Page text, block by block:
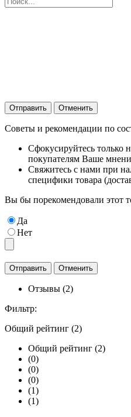
Отправить Отменить
Советы и рекомендации по
Сфокусируйтесь только
покупателям Ваше
Свяжитесь с нами при
специфики товара
Вы бы порекомендовали этот
Да
Нет
Отзывы (2)
Фильтр:
Общий рейтинг (2)
Общий рейтинг (2)
(0)
(0)
(0)
(1)
(1)